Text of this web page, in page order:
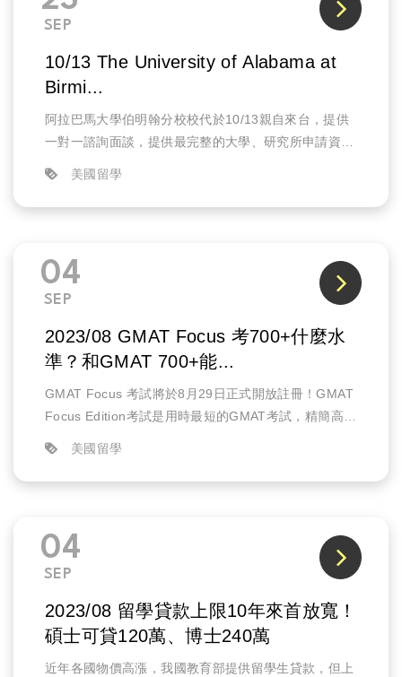
SEP
10/13 The University of Alabama at
Birmi...
阿拉巴馬大學伯明翰分校校代於10/13親自來台，提供
一對一諮詢面談，提供最完整的大學、研究所申請資
訊、條件需求、以及說明攻讀該校科系如何幫助未來就
美國留學
04
SEP
2023/08 GMAT Focus 考700+什麼水
準？和GMAT 700+能...
GMAT Focus 考試將於8月29日正式開放註冊！GMAT
Focus Edition考試是用時最短的GMAT考試，精簡高效
的GMAT Focus考試讓申請者只需預留短短6周備...
美國留學
04
SEP
2023/08 留學貸款上限10年來首放寬！
碩士可貸120萬、博士240萬
近年各國物價高漲，我國教育部提供留學生貸款，但上